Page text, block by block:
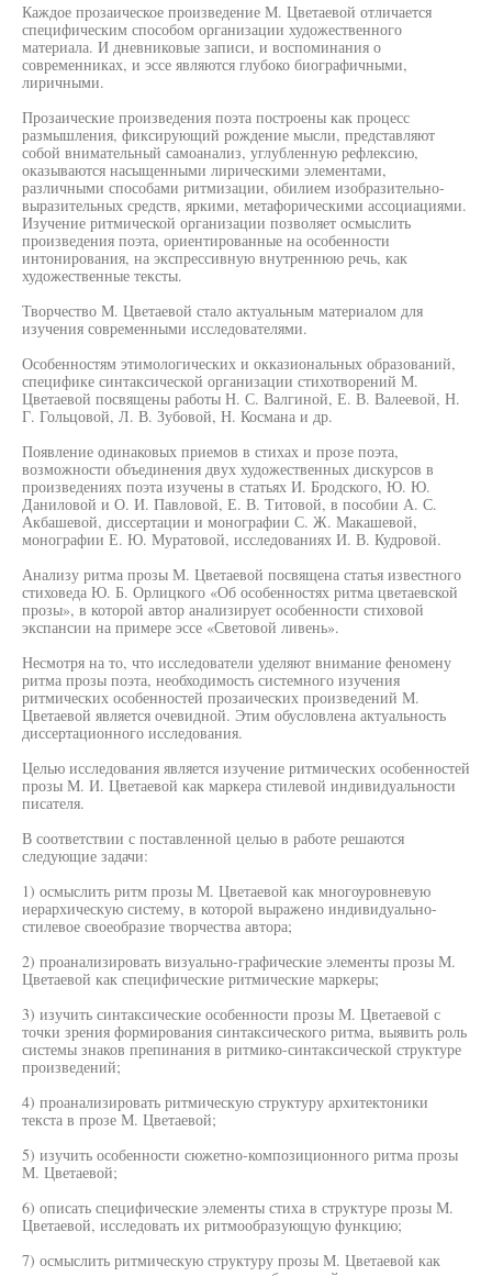
Каждое прозаическое произведение М. Цветаевой отличается
специфическим способом организации художественного
материала. И дневниковые записи, и воспоминания о
современниках, и эссе являются глубоко биографичными,
лиричными.
Прозаические произведения поэта построены как процесс
размышления, фиксирующий рождение мысли, представляют
собой внимательный самоанализ, углубленную рефлексию,
оказываются насыщенными лирическими элементами,
различными способами ритмизации, обилием изобразительно-
выразительных средств, яркими, метафорическими ассоциациями.
Изучение ритмической организации позволяет осмыслить
произведения поэта, ориентированные на особенности
интонирования, на экспрессивную внутреннюю речь, как
художественные тексты.
Творчество М. Цветаевой стало актуальным материалом для
изучения современными исследователями.
Особенностям этимологических и окказиональных образований,
специфике синтаксической организации стихотворений М.
Цветаевой посвящены работы Н. С. Валгиной, Е. В. Валеевой, Н.
Г. Гольцовой, Л. В. Зубовой, Н. Космана и др.
Появление одинаковых приемов в стихах и прозе поэта,
возможности объединения двух художественных дискурсов в
произведениях поэта изучены в статьях И. Бродского, Ю. Ю.
Даниловой и О. И. Павловой, Е. В. Титовой, в пособии А. С.
Акбашевой, диссертации и монографии С. Ж. Макашевой,
монографии Е. Ю. Муратовой, исследованиях И. В. Кудровой.
Анализу ритма прозы М. Цветаевой посвящена статья известного
стиховеда Ю. Б. Орлицкого «Об особенностях ритма цветаевской
прозы», в которой автор анализирует особенности стиховой
экспансии на примере эссе «Световой ливень».
Несмотря на то, что исследователи уделяют внимание феномену
ритма прозы поэта, необходимость системного изучения
ритмических особенностей прозаических произведений М.
Цветаевой является очевидной. Этим обусловлена актуальность
диссертационного исследования.
Целью исследования является изучение ритмических особенностей
прозы М. И. Цветаевой как маркера стилевой индивидуальности
писателя.
В соответствии с поставленной целью в работе решаются
следующие задачи:
1) осмыслить ритм прозы М. Цветаевой как многоуровневую
иерархическую систему, в которой выражено индивидуально-
стилевое своеобразие творчества автора;
2) проанализировать визуально-графические элементы прозы М.
Цветаевой как специфические ритмические маркеры;
3) изучить синтаксические особенности прозы М. Цветаевой с
точки зрения формирования синтаксического ритма, выявить роль
системы знаков препинания в ритмико-синтаксической структуре
произведений;
4) проанализировать ритмическую структуру архитектоники
текста в прозе М. Цветаевой;
5) изучить особенности сюжетно-композиционного ритма прозы
М. Цветаевой;
6) описать специфические элементы стиха в структуре прозы М.
Цветаевой, исследовать их ритмообразующую функцию;
7) осмыслить ритмическую структуру прозы М. Цветаевой как